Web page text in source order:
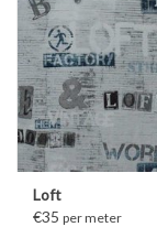
Loft
€35 per meter